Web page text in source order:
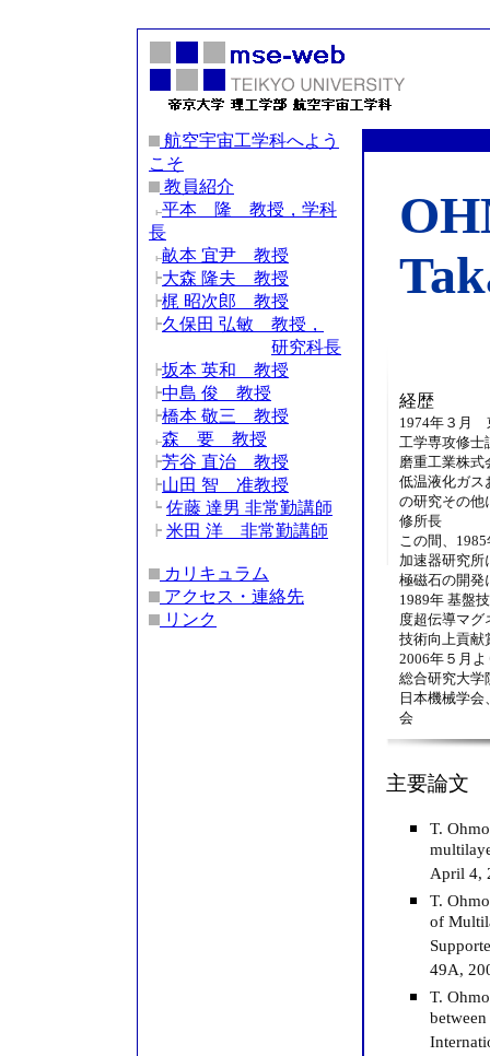
航空宇宙工学科へよう
こそ
教員紹介
平本 隆 教授，学科
長
畝本 宜尹 教授
大森 隆夫 教授
梶 昭次郎 教授
久保田 弘敏 教授，
研究科長
坂本 英和 教授
中島 俊 教授
橋本 敬三 教授
森 要 教授
芳谷 直治 教授
山田 智 准教授
佐藤 達男 非常勤講師
米田 洋 非常勤講師
カリキュラム
アクセス・連絡先
リンク
経歴
1974年３月
工学専攻修士
磨重工業株式
低温液化ガス
の研究その他
修所長
この間、
加速器研究所
極磁石の開発
1989年 基盤
度超伝導マグ
技術向上貢献
2006年５月
総合研究大学
日本機械学
会
主要論文
T.
April 4,
T.
of
49A,
T.